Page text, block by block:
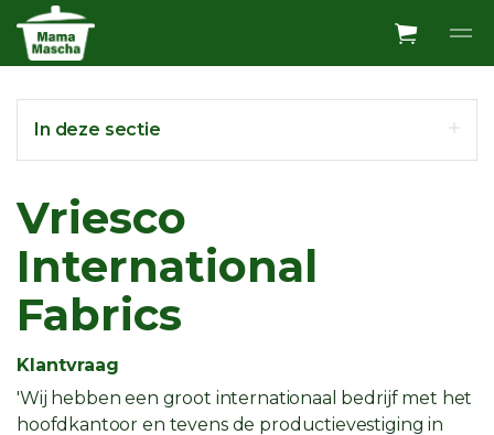
Overslaan en ga direct naar de inhoud
In deze sectie
Vriesco
International
Fabrics
Klantvraag
'Wij hebben een groot internationaal bedrijf met het
hoofdkantoor en tevens de productievestiging in